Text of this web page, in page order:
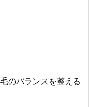
のバランスを整える